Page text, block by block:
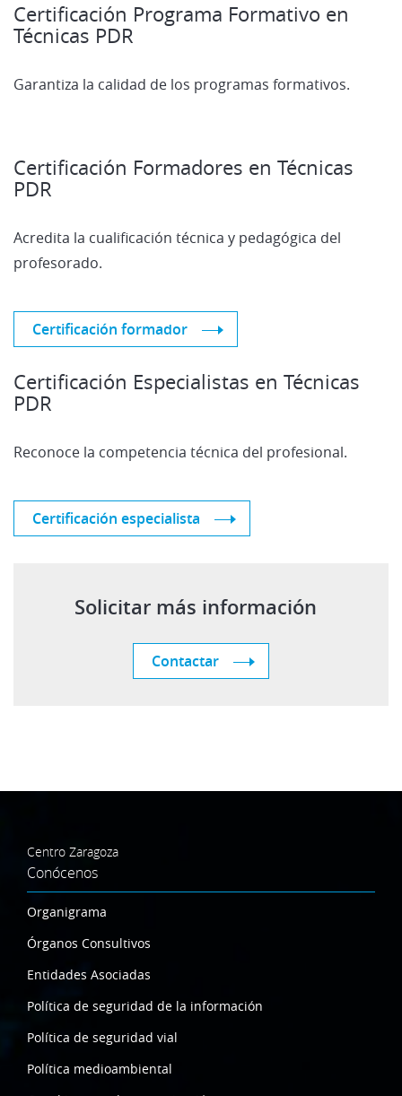
Certificación Programa Formativo en
Técnicas PDR
Garantiza la calidad de los programas formativos.
Certificación Formadores en Técnicas
PDR
Acredita la cualificación técnica y pedagógica del
profesorado.
Certificación formador
Certificación Especialistas en Técnicas
PDR
Reconoce la competencia técnica del profesional.
Certificación especialista
Solicitar más información
Contactar
Centro Zaragoza
Conócenos
Organigrama
Órganos Consultivos
Entidades Asociadas
Política de seguridad de la información
Política de seguridad vial
Política medioambiental